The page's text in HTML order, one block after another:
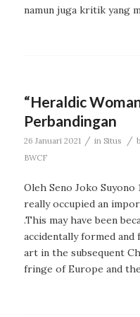
namun juga kritik yang
“Heraldic
Perbandingan
26 Januari 2021 / in Situs /
BWCF
Oleh Seno Joko
really occupied an
.This may have been
accidentally formed
art in the subsequent
fringe of Europe and